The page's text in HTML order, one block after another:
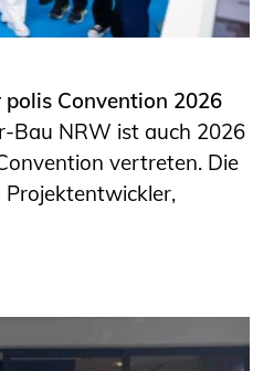
Convention 2026
Bau NRW ist auch 2026
vertreten. Die
Projektentwickler,